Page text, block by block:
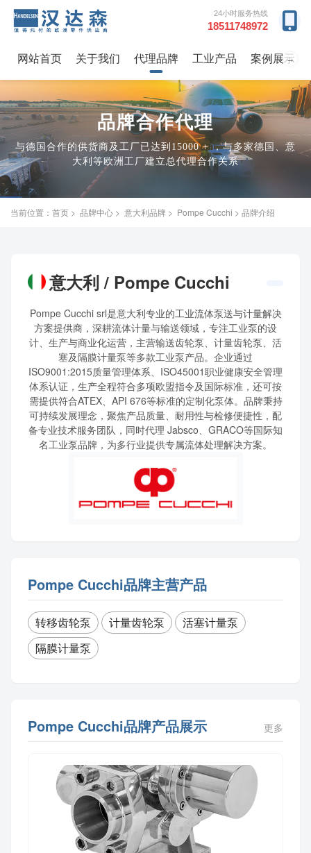
24小时服务热线
18511748972
→
网站首页 关于我们 代理品牌 工业产品 案例展示
品牌合作代理
与德国合作的供货商及工厂已达到15000 + ，与多家德国、意
大利等欧洲工厂建立总代理合作关系
当前位置： 首页 > 品牌中心 > 意大利品牌 > Pompe Cucchi > 品牌介绍
意大利 / Pompe Cucchi
Pompe Cucchi srl是意大利专业的工业流体泵送与计量解决
方案提供商，深耕流体计量与输送领域，专注工业泵的设
计、生产与商业化运营，主营输送齿轮泵、计量齿轮泵、活
塞及隔膜计量泵等多款工业泵产品。企业通过
ISO9001:2015质量管理体系、ISO45001职业健康安全管理
体系认证，生产全程符合多项欧盟指令及国际标准，还可按
需提供符合ATEX、API 676等标准的定制化泵体。品牌秉持
可持续发展理念，聚焦产品质量、耐用性与检修便捷性，配
备专业技术服务团队，同时代理 Jabsco、GRACO等国际知
名工业泵品牌，为多行业提供专属流体处理解决方案。
Pompe Cucchi品牌主营产品
转移齿轮泵 计量齿轮泵
活塞计量泵
隔膜计量泵
Pompe Cucchi品牌产品展示 更多